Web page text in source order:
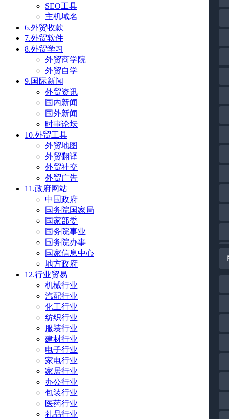
SEO工具
主机域名
6.外贸收款
7.外贸软件
8.外贸学习
外贸商学院
外贸自学
9.国际新闻
外贸资讯
国内新闻
国外新闻
时事论坛
10.外贸工具
外贸地图
外贸翻译
外贸社交
外贸广告
11.政府网站
中国政府
国务院国家局
国家部委
国务院事业
国务院办事
国家信息中心
地方政府
12.行业贸易
机械行业
汽配行业
化工行业
纺织行业
服装行业
建材行业
电子行业
家电行业
家居行业
办公行业
包装行业
医药行业
礼品行业